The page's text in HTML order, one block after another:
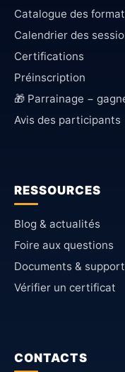
Catalogue des
Calendrier des
Certifications
Préinscription
🎁 Parrainage −
Avis des participants
RESSOURCES
Blog & actualités
Foire aux questions
Documents &
Vérifier un certificat
CONTACTS